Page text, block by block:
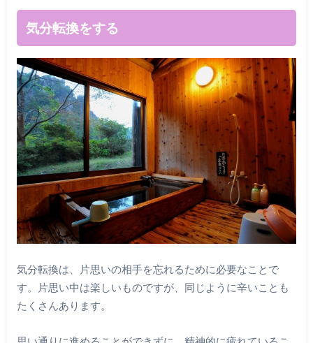
気分転換をする
気分転換は、片思いの相手を忘れるために必要なことで
す。片思い中は楽しいものですが、同じように辛いことも
たくさんあります。